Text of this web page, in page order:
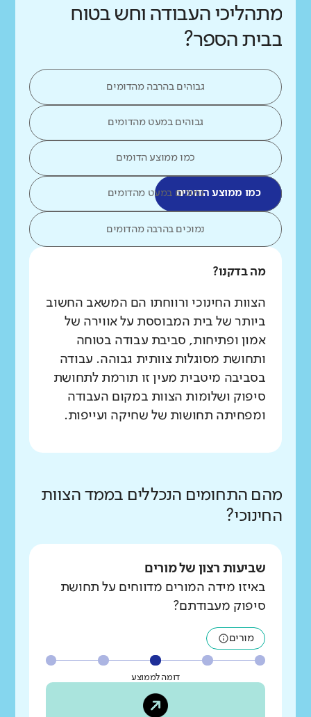
מתהליכי העבודה וחש בטוח
בבית הספר?
גבוהים בהרבה מהדומים
גבוהים במעט מהדומים
כמו ממוצע הדומים
כמו ממוצע הדומיםנמוכים במעט מהדומים
נמוכים בהרבה מהדומים
מה בדקנו?
הצוות החינוכי ורווחתו הם המשאב החשוב
ביותר של בית המבוססת על אווירה של
אמון ופתיחות, סביבת עבודה בטוחה
ותחושת מסוגלות צוותית גבוהה. עבודה
בסביבה מיטבית מעין זו תורמת לתחושת
סיפוק ושלומות הצוות במקום העבודה
ומפחיתה תחושות של שחיקה ועייפות.
מהם התחומים הנכללים בממד הצוות
החינוכי?
שביעות רצון של מורים
באיזו מידה המורים מדווחים על תחושת
סיפוק מעבודתם?
מורים
דומה לממוצע